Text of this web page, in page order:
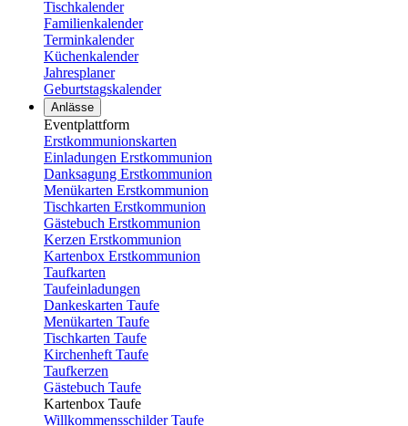
Tischkalender
Familienkalender
Terminkalender
Küchenkalender
Jahresplaner
Geburtstagskalender
Anlässe
Eventplattform
Erstkommunionskarten
Einladungen Erstkommunion
Danksagung Erstkommunion
Menükarten Erstkommunion
Tischkarten Erstkommunion
Gästebuch Erstkommunion
Kerzen Erstkommunion
Kartenbox Erstkommunion
Taufkarten
Taufeinladungen
Dankeskarten Taufe
Menükarten Taufe
Tischkarten Taufe
Kirchenheft Taufe
Taufkerzen
Gästebuch Taufe
Kartenbox Taufe
Willkommensschilder Taufe